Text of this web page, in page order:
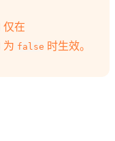
仅在
为 false 时生效。